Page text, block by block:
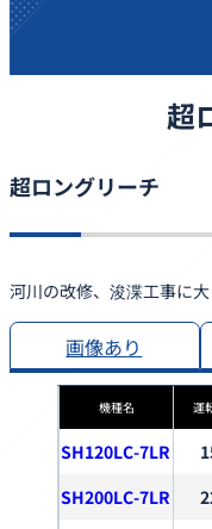
超
超ロングリーチ
河川の改修、浚渫工事に
画像あり
機種名 運
SH120LC-7LR
SH200LC-7LR